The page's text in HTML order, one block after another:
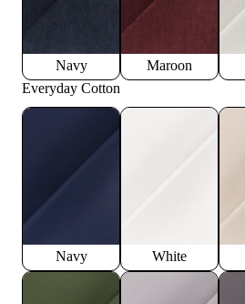
Navy Maroon
Everyday Cotton
Navy White